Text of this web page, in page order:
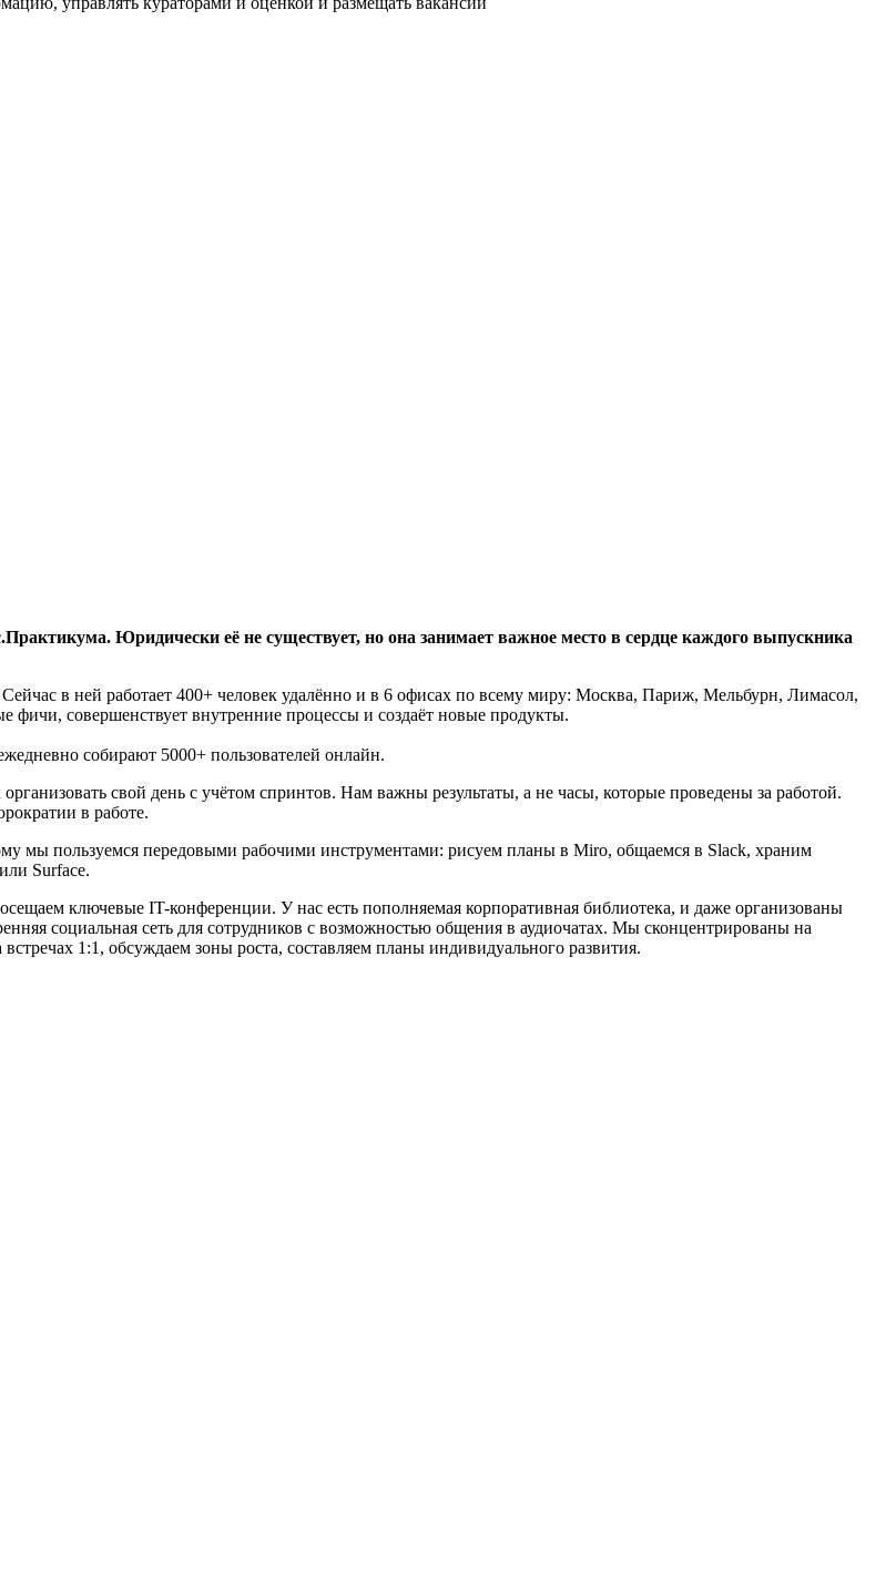
Юридически её не существует, но она занимает важное место в сердце каждого выпускника
в ней работает 400+ человек удалённо и в 6 офисах по всему миру: Москва, Париж, Мельбурн, Лимасол,
совершенствует внутренние процессы и создаёт новые продукты.
собирают 5000+ пользователей онлайн.
свой день с учётом спринтов. Нам важны результаты, а не часы, которые проведены за работой.
в работе.
мы пользуемся передовыми рабочими инструментами: рисуем планы в Miro, общаемся в Slack, храним
Surface.
ключевые IT-конференции. У нас есть пополняемая корпоративная библиотека, и даже организованы
социальная сеть для сотрудников с возможностью общения в аудиочатах. Мы сконцентрированы на
1:1, обсуждаем зоны роста, составляем планы индивидуального развития.